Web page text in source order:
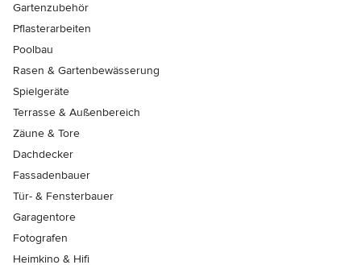
Gartenzubehör
Pflasterarbeiten
Poolbau
Rasen & Gartenbewässerung
Spielgeräte
Terrasse & Außenbereich
Zäune & Tore
Dachdecker
Fassadenbauer
Tür- & Fensterbauer
Garagentore
Fotografen
Heimkino & Hifi